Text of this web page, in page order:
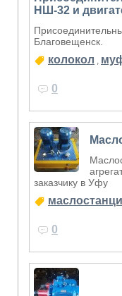
НШ-32 и
Благовещенск.
колокол ,
0
заказчику в Уфу
0